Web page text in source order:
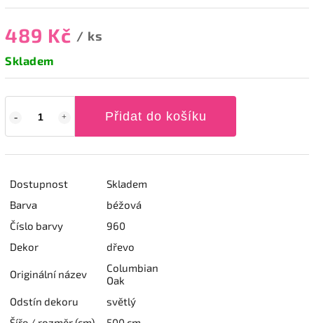
489 Kč / ks
Skladem
Přidat do košíku
Dostupnost
Skladem
Barva
béžová
Číslo barvy
960
Dekor
dřevo
Originální název
Columbian
Oak
Odstín dekoru
světlý